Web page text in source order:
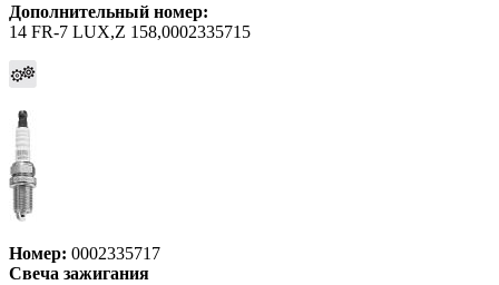
Дополнительный номер:
14 FR-7 LUX,Z 158,0002335715
Номер: 0002335717
Свеча зажигания